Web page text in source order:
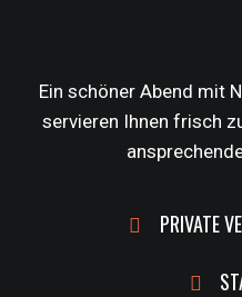
Ein schöner Abend mit
servieren Ihnen frisch
PRIVATE